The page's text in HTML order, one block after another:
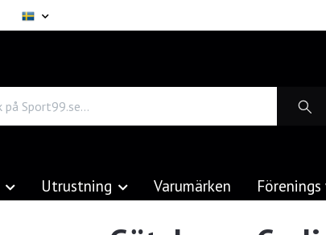
Utrustning Varumärken